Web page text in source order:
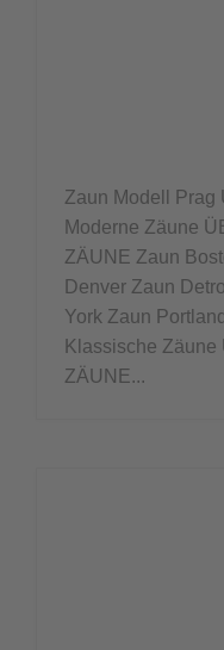
Zaun Modell Prag
Moderne Zäune
ZÄUNE Zaun
Denver Zaun
York Zaun
Klassische
ZÄUNE...